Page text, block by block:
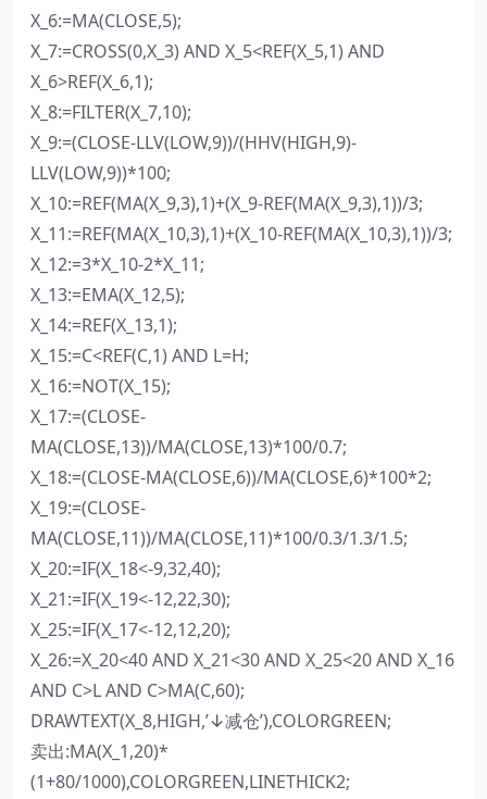
X_6:=MA(CLOSE,5);
X_7:=CROSS(0,X_3) AND X_5<REF(X_5,1) AND
X_6>REF(X_6,1);
X_8:=FILTER(X_7,10);
X_9:=(CLOSE-LLV(LOW,9))/(HHV(HIGH,9)-
LLV(LOW,9))*100;
X_10:=REF(MA(X_9,3),1)+(X_9-REF(MA(X_9,3),1))/3;
X_11:=REF(MA(X_10,3),1)+(X_10-REF(MA(X_10,3),1))/3;
X_12:=3*X_10-2*X_11;
X_13:=EMA(X_12,5);
X_14:=REF(X_13,1);
X_15:=C<REF(C,1) AND L=H;
X_16:=NOT(X_15);
X_17:=(CLOSE-
MA(CLOSE,13))/MA(CLOSE,13)*100/0.7;
X_18:=(CLOSE-MA(CLOSE,6))/MA(CLOSE,6)*100*2;
X_19:=(CLOSE-
MA(CLOSE,11))/MA(CLOSE,11)*100/0.3/1.3/1.5;
X_20:=IF(X_18<-9,32,40);
X_21:=IF(X_19<-12,22,30);
X_25:=IF(X_17<-12,12,20);
X_26:=X_20<40 AND X_21<30 AND X_25<20 AND X_16
AND C>L AND C>MA(C,60);
DRAWTEXT(X_8,HIGH,’↓减仓’),COLORGREEN;
卖出:MA(X_1,20)*
(1+80/1000),COLORGREEN,LINETHICK2;